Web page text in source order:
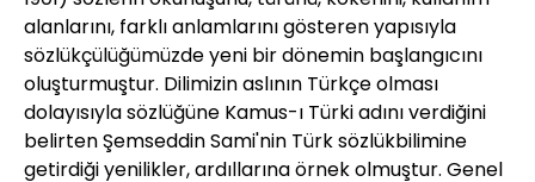
alanlarını, farklı anlamlarını gösteren yapısıyla
sözlükçülüğümüzde yeni bir dönemin başlangıcını
oluşturmuştur. Dilimizin aslının Türkçe olması
dolayısıyla sözlüğüne Kamus-ı Türki adını verdiğini
belirten Şemseddin Sami'nin Türk sözlükbilimine
getirdiği yenilikler, ardıllarına örnek olmuştur. Genel